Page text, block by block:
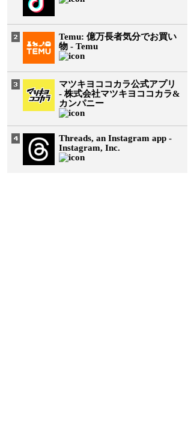
Temu: 億万長者気分でお買い
物 - Temu
マツキヨココカラ公式アプリ
- 株式会社マツキヨココカラ&
カンパニー
Threads, an Instagram app -
Instagram, Inc.